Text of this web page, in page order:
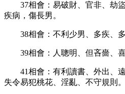
37相會：易破財、官非、劫
疾病，傷長男。
38相會：不利少男、多疾、
39相會：人聰明、但吝嗇、
41相會：有利讀書、外出、
失令易犯桃花、淫亂、不守規則。